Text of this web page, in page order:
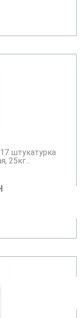
штукатурка
25кг...